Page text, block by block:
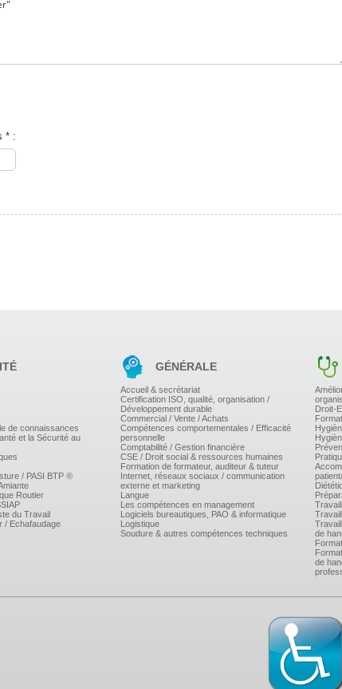
* :
de connaissances
et la Sécurité au
/ PASI BTP ®
Routier
du Travail
/ Echafaudage
GÉNÉRALE
Accueil & secrétariat
Certification ISO, qualité, organisation /
Développement durable
Commercial / Vente / Achats
Compétences comportementales / Efficacité
personnelle
Comptabilité / Gestion financière
CSE / Droit social & ressources humaines
Formation de formateur, auditeur & tuteur
Internet, réseaux sociaux / communication
externe et marketing
Langue
Les compétences en management
Logiciels bureautiques, PAO & informatique
Logistique
Soudure & autres compétences techniques
Droit-
de
de